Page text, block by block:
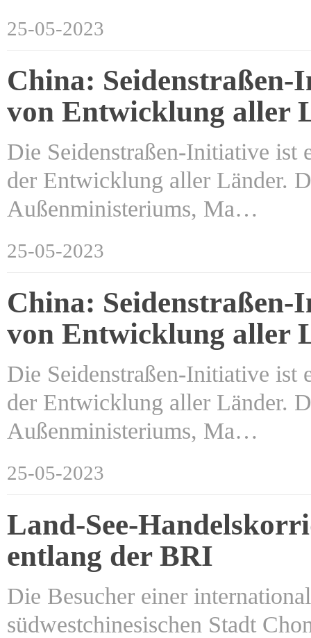
25-05-2023
China:
von Entwicklung aller
Die Seidenstraßen-Initiative ist
der Entwicklung aller Länder.
Außenministeriums, Ma…
25-05-2023
China:
von Entwicklung aller
Die Seidenstraßen-Initiative ist
der Entwicklung aller Länder.
Außenministeriums, Ma…
25-05-2023
Land-See-
entlang der BRI
Die Besucher einer
südwestchinesischen Stadt